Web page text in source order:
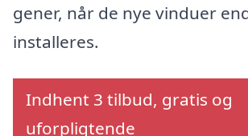
gener, når de nye vinduer
installeres.
Indhent 3 tilbud, gratis og
uforpligtende